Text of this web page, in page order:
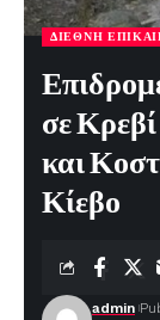
ΔΙΕΘΝΉ
σε
και
Κίεβο
admin